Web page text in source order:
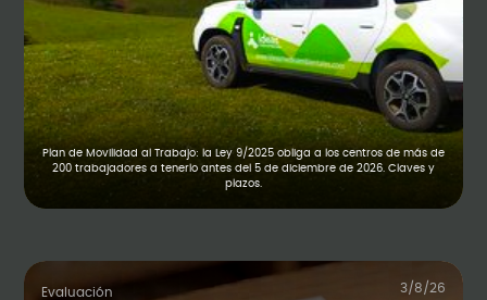
Plan de Movilidad al Trabajo: la Ley 9/2025 obliga a los centros de más de
200 trabajadores a tenerlo antes del 5 de diciembre de 2026. Claves y
plazos.
Evaluación 3/8/26